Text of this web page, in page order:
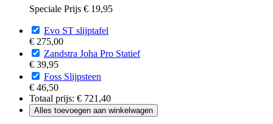
Speciale Prijs € 19,95
Evo ST slijptafel
€ 275,00
Zandstra Joha Pro Statief
€ 39,95
Foss Slijpsteen
€ 46,50
Totaal prijs: € 721,40
Alles toevoegen aan winkelwagen